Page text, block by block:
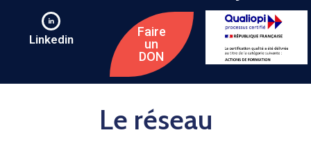
Linkedin
Faire
un
DON
Le réseau